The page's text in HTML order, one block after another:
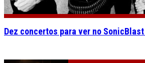
Dez concertos para ver no